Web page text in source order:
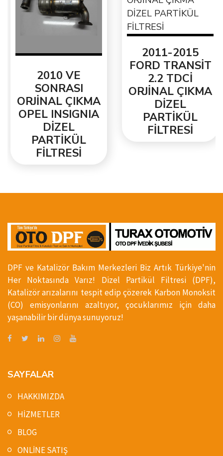
2010 VE
SONRASI
ORJİNAL ÇIKMA
OPEL INSIGNIA
DİZEL
PARTİKÜL
FİLTRESİ
2011-2015
FORD TRANSİT
2.2 TDCİ
ORJİNAL ÇIKMA
DİZEL
PARTİKÜL
FİLTRESİ
DPF ve Katalizör Bakım Merkezleri Biz Artık Türkiye'nin
Her Noktasında Varız! Dizel Partikül Filtresi (DPF),
Katalizör arızalarını tespit edip çözerek Karbon Monoksit
(CO) emisyonlarını azaltıyor, çocuklarımız için daha
yaşanabilir bir dünya sunuyoruz!
SAYFALAR
HAKKIMIZDA
HİZMETLER
BLOG
ONLİNE SATIŞ